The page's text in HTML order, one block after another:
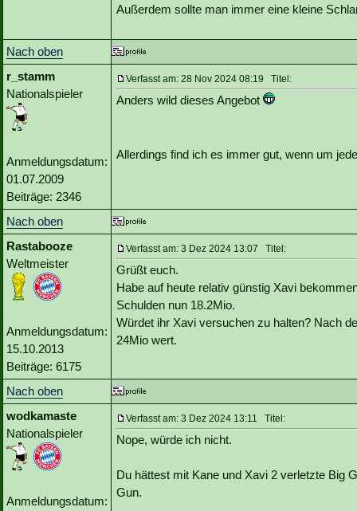
Außerdem sollte man immer eine kleine
Nach oben
r_stamm
Nationalspieler
Anmeldungsdatum:
01.07.2009
Beiträge: 2346
Verfasst am: 28 Nov 2024 08:19 Titel:
Anders wild dieses Angebot
Allerdings find ich es immer gut, wenn um
Nach oben
Rastabooze
Weltmeister
Anmeldungsdatum:
15.10.2013
Beiträge: 6175
Verfasst am: 3 Dez 2024 13:07 Titel:
Grüßt euch.
Habe auf heute relativ günstig Xavi
Schulden nun 18.2Mio.
Würdet ihr Xavi versuchen zu halten? Nach
24Mio wert.
Nach oben
wodkamaste
Nationalspieler
Anmeldungsdatum:
Verfasst am: 3 Dez 2024 13:11 Titel:
Nope, würde ich nicht.
Du hättest mit Kane und Xavi 2 verletzte Big
Gun.